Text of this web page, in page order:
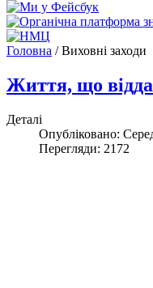
Головна /Виховні заходи
Життя, що
Деталі
Опубліковано:
Перегляди: 2172